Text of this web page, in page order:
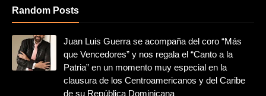
Random Posts
Juan Luis Guerra se acompaña del coro “Más
que Vencedores” y nos regala el “Canto a la
Patria” en un momento muy especial en la
clausura de los Centroamericanos y del Caribe
de su República Dominicana